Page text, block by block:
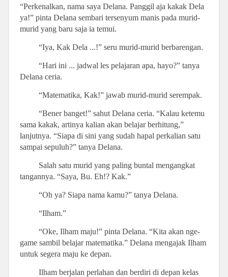
“Perkenalkan, nama saya Delana. Panggil aja kakak Dela
ya!” pinta Delana sembari tersenyum manis pada murid-
murid yang baru saja ia temui.
“Iya, Kak Dela ...!” seru murid-murid berbarengan.
“Hari ini ... jadwal les pelajaran apa, hayo?” tanya
Delana ceria.
“Matematika, Kak!” jawab murid-murid serempak.
“Bener banget!” sahut Delana ceria. “Kalau ketemu
sama kakak, artinya kalian akan belajar berhitung,”
lanjutnya. “Siapa di sini yang sudah hapal perkalian satu
sampai sepuluh?” tanya Delana.
Salah satu murid yang paling buntal mengangkat
tangannya. “Saya, Bu. Eh!? Kak.”
“Oh ya? Siapa nama kamu?” tanya Delana.
“Ilham.”
“Oke, Ilham maju!” pinta Delana. “Kita akan nge-
game sambil belajar matematika.” Delana mengajak Ilham
untuk segera maju ke depan.
Ilham berjalan perlahan dan berdiri di depan kelas